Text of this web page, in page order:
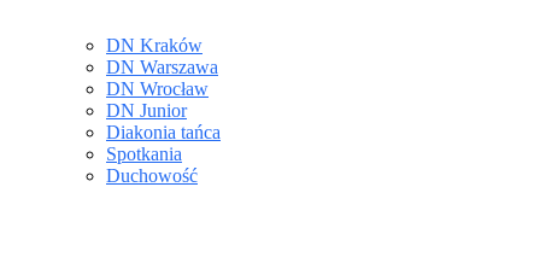
DN Kraków
DN Warszawa
DN Wrocław
DN Junior
Diakonia tańca
Spotkania
Duchowość